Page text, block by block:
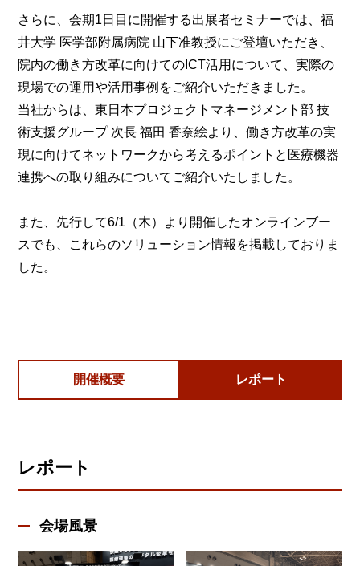
さらに、会期1日目に開催する出展者セミナーでは、福
井大学 医学部附属病院 山下准教授にご登壇いただき、
院内の働き方改革に向けてのICT活用について、実際の
現場での運用や活用事例をご紹介いただきました。
当社からは、東日本プロジェクトマネージメント部 技
術支援グループ 次長 福田 香奈絵より、働き方改革の実
現に向けてネットワークから考えるポイントと医療機器
連携への取り組みについてご紹介いたしました。
また、先行して6/1（木）より開催したオンラインブー
スでも、これらのソリューション情報を掲載しておりま
した。
開催概要 レポート
レポート
会場風景